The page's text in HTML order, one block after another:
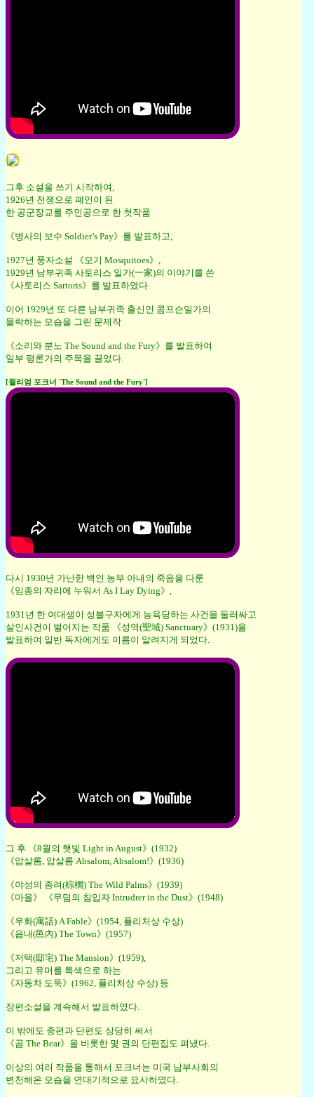
그후 소설을 쓰기 시작하여,
1926년 전쟁으로 폐인이 된
한 공군장교를 주인공으로 한 첫작품
《병사의 보수 Soldier’s Pay》를 발표하고,
1927년 풍자소설 《모기 Mosquitoes》,
1929년 남부귀족 사토리스 일가(一家)의 이야기를 쓴
《사토리스 Sartoris》를 발표하였다.
이어 1929년 또 다른 남부귀족 출신인 콤프슨일가의
몰락하는 모습을 그린 문제작
《소리와 분노 The Sound and the Fury》를 발표하여
일부 평론가의 주목을 끌었다.
[윌리엄 포크너 'The Sound and the Fury']
다시 1930년 가난한 백인 농부 아내의 죽음을 다룬
《임종의 자리에 누워서 As I Lay Dying》,
1931년 한 여대생이 성불구자에게 능욕당하는 사건을 둘러싸고
살인사건이 벌어지는 작품 《성역(聖域) Sanctuary》(1931)을
발표하여 일반 독자에게도 이름이 알려지게 되었다.
그 후 《8월의 햇빛 Light in August》(1932)
《압살롬, 압살롬 Absalom, Absalom!》(1936)
《야성의 종려(棕櫚) The Wild Palms》(1939)
《마을》 《무덤의 침입자 Intrudrer in the Dust》(1948)
《우화(寓話) A Fable》(1954, 퓰리처상 수상)
《읍내(邑內) The Town》(1957)
《저택(邸宅) The Mansion》(1959),
그리고 유머를 특색으로 하는
《자동차 도둑》(1962, 퓰리처상 수상) 등
장편소설을 계속해서 발표하였다.
이 밖에도 중편과 단편도 상당히 써서
《곰 The Bear》을 비롯한 몇 권의 단편집도 펴냈다.
이상의 여러 작품을 통해서 포크너는 미국 남부사회의
변천해온 모습을 연대기적으로 묘사하였다.